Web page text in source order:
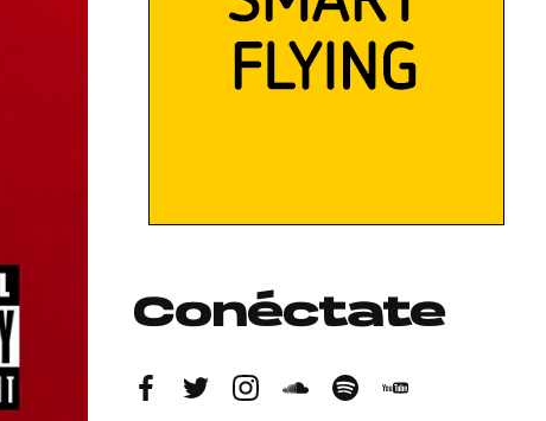
Conéctate